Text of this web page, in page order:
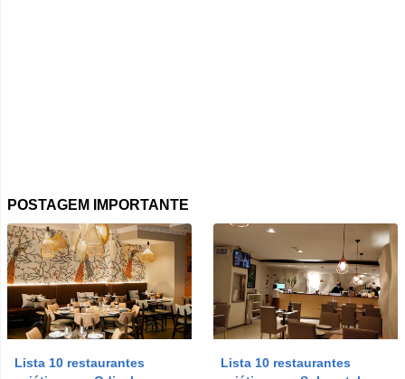
Évora
Leiria
Guarda
Horta
View more
O
POSTAGEM IMPORTANTE
Lista 10 restaurantes
Lista 10 restaurantes